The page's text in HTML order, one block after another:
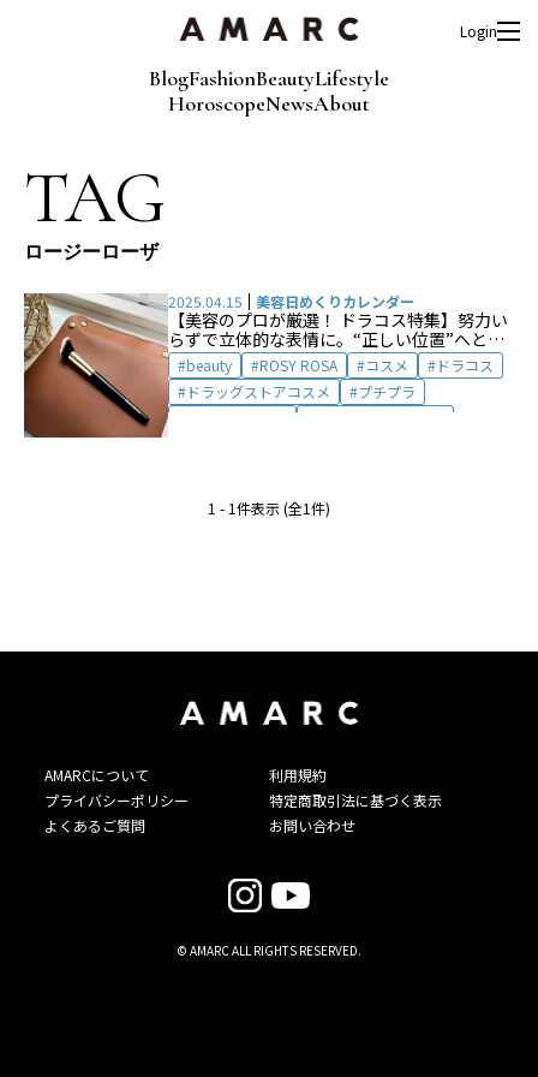
BlogFashionBeautyLifestyle
HoroscopeNewsAbout
Login
TAG
ロージーローザ
2025.04.15 美容日めくりカレンダー
【美容のプロが厳選！ ドラコス特集】努力い
らずで立体的な表情に。“正しい位置”へと導
いてくれる、メイクアップブラシ by 鈴木智香
beauty ROSY ROSA コスメ
ドラコス
ドラッグストアコスメ
プチプラ
1 - 1件表示 (全1件)
AMARCについて
利用規約
プライバシーポリシー
特定商取引法に基づく表示
よくあるご質問
お問い合わせ
© AMARC ALL RIGHTS RESERVED.